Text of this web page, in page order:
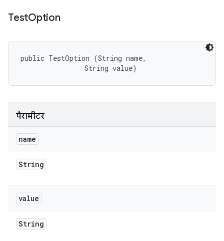
TestOption
public TestOption (String name,
                String value)
पैरामीटर
name
String
value
String